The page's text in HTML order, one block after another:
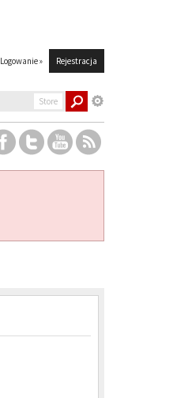
Logowanie » Rejestracja
Store